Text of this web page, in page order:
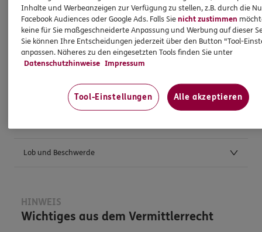
Weitere Kontaktmöglichkeiten
Postanschrift
Lob und Beschwerde
HINWEIS
Wichtiges aus dem Vermittlerrecht
Inhalte und Werbeanzeigen zur Verfügung zu stellen, z.B. durch die
Facebook Audiences oder Google Ads. Falls Sienicht zustimmen
keine für Sie maßgeschneiderte Anpassung und Werbung auf dieser
Sie können Ihre Entscheidungen jederzeit über den Button "Tool-
anpassen. Näheres zu den eingesetzten Tools finden Sie unter
Datenschutzhinweise Impressum
Tool-Einstellungen Alle akzeptieren